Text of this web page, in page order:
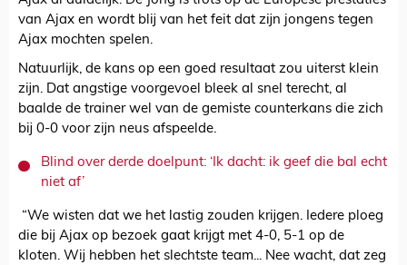
van Ajax en wordt blij van het feit dat zijn jongens tegen
Ajax mochten spelen.
Natuurlijk, de kans op een goed resultaat zou uiterst klein
zijn. Dat angstige voorgevoel bleek al snel terecht, al
baalde de trainer wel van de gemiste counterkans die zich
bij 0-0 voor zijn neus afspeelde.
Blind over derde doelpunt: ‘Ik dacht: ik geef die bal echt
niet af’
“We wisten dat we het lastig zouden krijgen. Iedere ploeg
die bij Ajax op bezoek gaat krijgt met 4-0, 5-1 op de
kloten. Wij hebben het slechtste team... Nee wacht, dat zeg